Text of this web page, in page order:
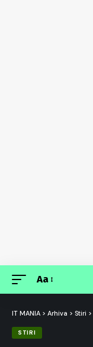
Font
Aa
IT MANIA > Arhiva > Stiri >
STIRI